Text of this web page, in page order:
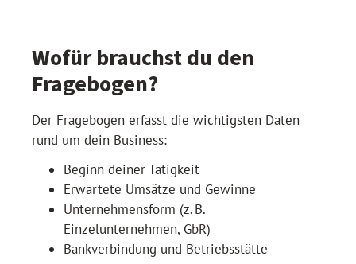
Wofür brauchst du den
Fragebogen?
Der Fragebogen erfasst die wichtigsten Daten
rund um dein Business:
Beginn deiner Tätigkeit
Erwartete Umsätze und Gewinne
Unternehmensform (z. B.
Einzelunternehmen, GbR)
Bankverbindung und Betriebsstätte